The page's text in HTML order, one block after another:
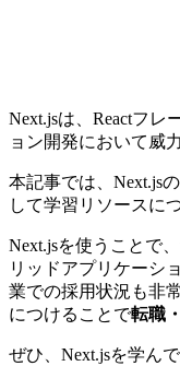
Next.jsは、Reactフレ
ョン開発において威
本記事では、Next.js
して学習リソースに
Next.jsを使うことで、
リッドアプリケーシ
業での採用状況も非
につけることで転職
ぜひ、Next.jsを学ん